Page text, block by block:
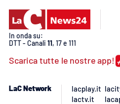
CALABRIAVISIONE
Destinazioni
In onda su:
DTT - Canali 11, 17 e 111
Scarica tutte le nostre app!
LaC Network
lacplay.it
lactv.it